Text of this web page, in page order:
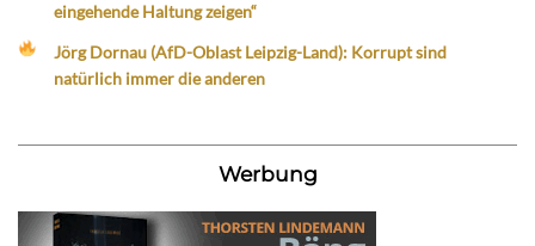
eingehende Haltung zeigen“
Jörg Dornau (AfD-Oblast Leipzig-Land): Korrupt sind
natürlich immer die anderen
Werbung